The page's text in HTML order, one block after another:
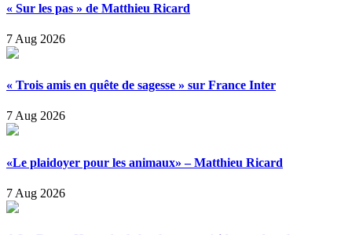
« Sur les pas » de Matthieu Ricard
7 Aug 2026
« Trois amis en quête de sagesse » sur France Inter
7 Aug 2026
«Le plaidoyer pour les animaux» – Matthieu Ricard
7 Aug 2026